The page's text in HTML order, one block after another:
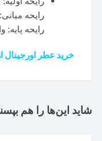
رایحه
رایحه پایه:
خرید عطر اورجینال
شاید این‌ها را هم